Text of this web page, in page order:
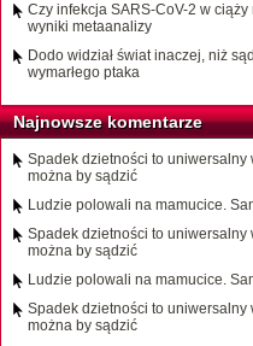
Czy infekcja SARS-CoV-2 w
wyniki metaanalizy
Dodo widział świat inaczej, niż
wymarłego ptaka
Najnowsze komentarze
Spadek dzietności to uniwersalny
można by sądzić
Ludzie polowali na mamucice.
Spadek dzietności to uniwersalny
można by sądzić
Ludzie polowali na mamucice.
Spadek dzietności to uniwersalny
można by sądzić